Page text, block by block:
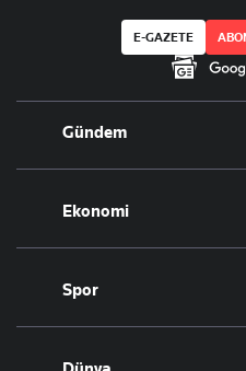
E-GAZETE
Gündem
Politika
Eğitim
Ekonomi
Borsa
Altın
Döviz
Spor
Futbol